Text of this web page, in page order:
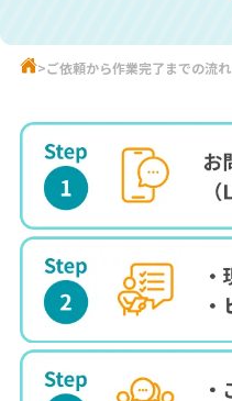
ご依頼から作業完了までの流れ